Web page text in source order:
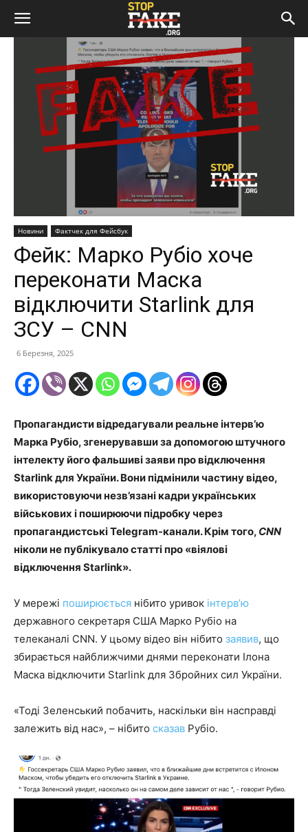
Новини Фактчек для Фейсбук
Фейк: Марко Рубіо хоче
переконати Маска
відключити Starlink для
ЗСУ – CNN
6 Березня, 2025
Пропагандисти відредагували реальне інтерв’ю
Марка Рубіо, згенерувавши за допомогою штучного
інтелекту його фальшиві заяви про відключення
Starlink для України. Вони підмінили частину відео,
використовуючи незв’язані кадри українських
військових і поширюючи підробку через
пропагандистські Telegram-канали. Крім того, CNN
ніколи не публікувало статті про «віялові
відключення Starlink».
У мережі поширюється нібито уривок інтерв’ю
державного секретаря США Марко Рубіо на
телеканалі CNN. У цьому відео він нібито заявив, що
збирається найближчими днями переконати Ілона
Маска відключити Starlink для Збройних сил України.
«Тоді Зеленський побачить, наскільки він насправді
залежить від нас», – нібито сказав Рубіо.